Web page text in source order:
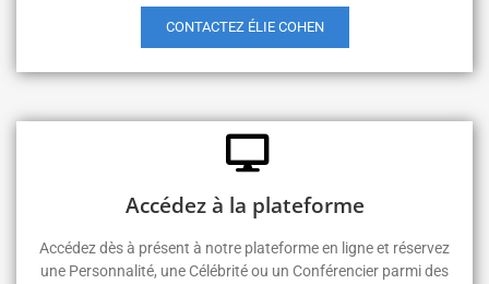
CONTACTEZ ÉLIE COHEN
Accédez à la plateforme
Accédez dès à présent à notre plateforme en ligne et réservez
une Personnalité, une Célébrité ou un Conférencier parmi des